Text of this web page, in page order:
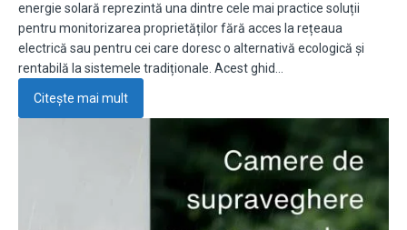
energie solară reprezintă una dintre cele mai practice soluții
pentru monitorizarea proprietăților fără acces la rețeaua
electrică sau pentru cei care doresc o alternativă ecologică și
rentabilă la sistemele tradiționale. Acest ghid…
Citește mai mult